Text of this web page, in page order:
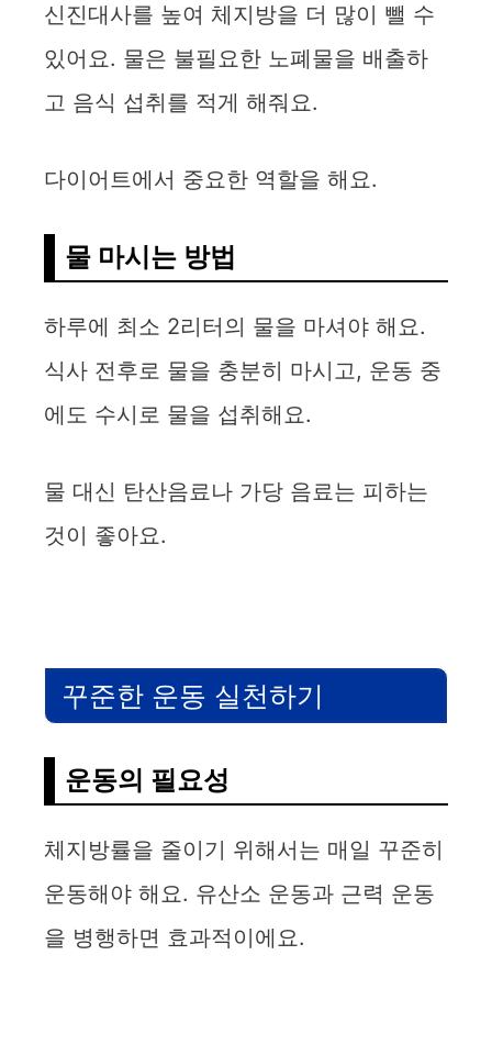
신진대사를 높여 체지방을 더 많이 뺄 수
있어요. 물은 불필요한 노폐물을 배출하
고 음식 섭취를 적게 해줘요.
다이어트에서 중요한 역할을 해요.
물 마시는 방법
하루에 최소 2리터의 물을 마셔야 해요.
식사 전후로 물을 충분히 마시고, 운동 중
에도 수시로 물을 섭취해요.
물 대신 탄산음료나 가당 음료는 피하는
것이 좋아요.
꾸준한 운동 실천하기
운동의 필요성
체지방률을 줄이기 위해서는 매일 꾸준히
운동해야 해요. 유산소 운동과 근력 운동
을 병행하면 효과적이에요.